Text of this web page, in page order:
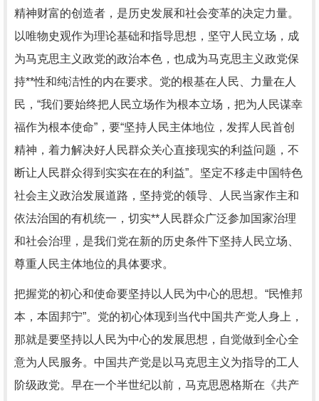
精神财富的创造者，是历史发展和社会变革的决定力量。
以唯物史观作为理论基础和指导思想，坚守人民立场，成
为马克思主义政党的政治本色，也成为马克思主义政党保
持**性和纯洁性的内在要求。党的根基在人民、力量在人
民，“我们要始终把人民立场作为根本立场，把为人民谋幸
福作为根本使命”，要“坚持人民主体地位，发挥人民首创
精神，着力解决好人民群众关心直接现实的利益问题，不
断让人民群众得到实实在在的利益”。坚定不移走中国特色
社会主义政治发展道路，坚持党的领导、人民当家作主和
依法治国的有机统一，切实**人民群众广泛参加国家治理
和社会治理，是我们党在新的历史条件下坚持人民立场、
尊重人民主体地位的具体要求。
把握党的初心和使命要坚持以人民为中心的思想。“民惟邦
本，本固邦宁”。党的初心体现到当代中国共产党人身上，
那就是要坚持以人民为中心的发展思想，自觉做到全心全
意为人民服务。中国共产党是以马克思主义为指导的工人
阶级政党。早在一个半世纪以前，马克思恩格斯在《共产